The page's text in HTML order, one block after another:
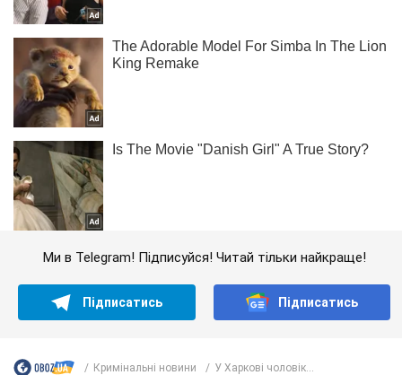
Ми в Telegram! Підписуйся! Читай тільки найкраще!
Підписатись Підписатись
Кримінальні новини У Харкові чоловік...